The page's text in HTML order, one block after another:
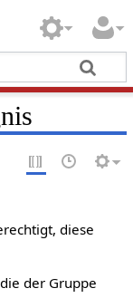
diese
der Gruppe